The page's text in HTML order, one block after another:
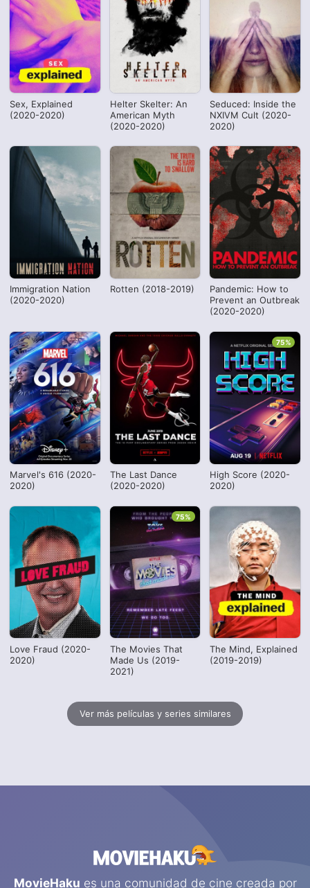
Sex, Explained
(2020-2020)
Helter Skelter: An
American Myth
(2020-2020)
Seduced: Inside the
NXIVM Cult (2020-
2020)
Immigration Nation
(2020-2020)
Rotten (2018-2019)
Pandemic: How to
Prevent an Outbreak
(2020-2020)
Marvel's 616 (2020-
2020)
The Last Dance
(2020-2020)
High Score (2020-
2020)
75%
Love Fraud (2020-
2020)
The Movies That
Made Us (2019-
2021)
75%
The Mind, Explained
(2019-2019)
Ver más películas y series similares
MovieHaku es una comunidad de cine creada por